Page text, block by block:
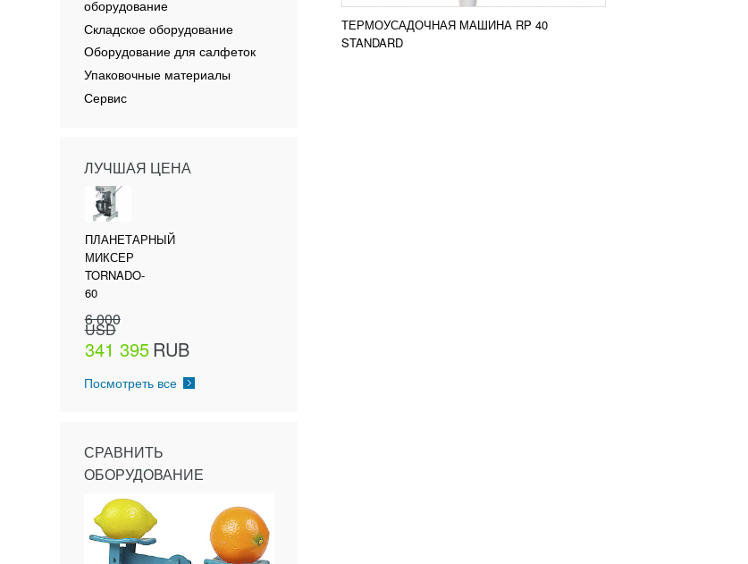
ТЕРМОУСАДОЧНАЯ МАШИНА RP 40
STANDARD
оборудование
Складское оборудование
Оборудование для салфеток
Упаковочные материалы
Сервис
ЛУЧШАЯ ЦЕНА
ПЛАНЕТАРНЫЙ
МИКСЕР
TORNADO-
60
6 000
USD
341 395RUB
Посмотреть все
СРАВНИТЬ
ОБОРУДОВАНИЕ